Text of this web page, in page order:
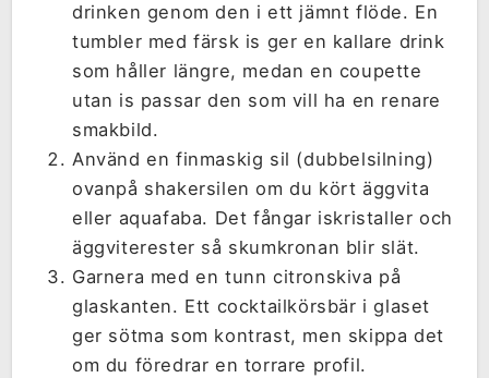
drinken genom den i ett jämnt flöde. En
tumbler med färsk is ger en kallare drink
som håller längre, medan en coupette
utan is passar den som vill ha en renare
smakbild.
Använd en finmaskig sil (dubbelsilning)
ovanpå shakersilen om du kört äggvita
eller aquafaba. Det fångar iskristaller och
äggviterester så skumkronan blir slät.
Garnera med en tunn citronskiva på
glaskanten. Ett cocktailkörsbär i glaset
ger sötma som kontrast, men skippa det
om du föredrar en torrare profil.